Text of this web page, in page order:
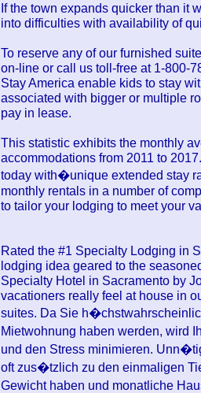
If the town expands quicker than it
into difficulties with availability of
To reserve any of our furnished
on-line or call us toll-free at 1-800-
Stay America enable kids to stay
associated with bigger or multiple
pay in lease.
This statistic exhibits the monthly
accommodations from 2011 to
today with�unique extended stay
monthly rentals in a number of
to tailor your lodging to meet your
Rated the #1 Specialty Lodging in
lodging idea geared to the
Specialty Hotel in Sacramento by
vacationers really feel at house in
suites. Da Sie
Mietwohnung haben werden, wird
und den Stress minimieren.
oft zus�tzlich zu den einmaligen
Gewicht haben und monatliche